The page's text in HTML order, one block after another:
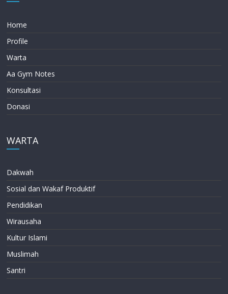
Home
Profile
Warta
Aa Gym Notes
Konsultasi
Donasi
WARTA
Dakwah
Sosial dan Wakaf Produktif
Pendidikan
Wirausaha
Kultur Islami
Muslimah
Santri